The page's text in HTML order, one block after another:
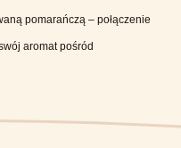
pomarańczą – połączenie
aromat pośród